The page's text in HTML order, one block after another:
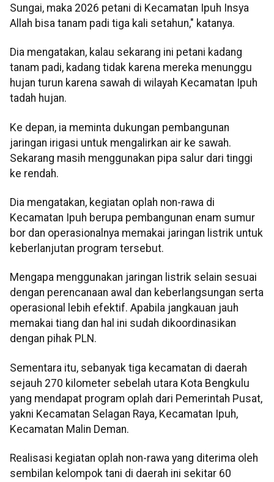
Sungai, maka 2026 petani di Kecamatan Ipuh Insya
Allah bisa tanam padi tiga kali setahun," katanya.
Dia mengatakan, kalau sekarang ini petani kadang
tanam padi, kadang tidak karena mereka menunggu
hujan turun karena sawah di wilayah Kecamatan Ipuh
tadah hujan.
Ke depan, ia meminta dukungan pembangunan
jaringan irigasi untuk mengalirkan air ke sawah.
Sekarang masih menggunakan pipa salur dari tinggi
ke rendah.
Dia mengatakan, kegiatan oplah non-rawa di
Kecamatan Ipuh berupa pembangunan enam sumur
bor dan operasionalnya memakai jaringan listrik untuk
keberlanjutan program tersebut.
Mengapa menggunakan jaringan listrik selain sesuai
dengan perencanaan awal dan keberlangsungan serta
operasional lebih efektif. Apabila jangkauan jauh
memakai tiang dan hal ini sudah dikoordinasikan
dengan pihak PLN.
Sementara itu, sebanyak tiga kecamatan di daerah
sejauh 270 kilometer sebelah utara Kota Bengkulu
yang mendapat program oplah dari Pemerintah Pusat,
yakni Kecamatan Selagan Raya, Kecamatan Ipuh,
Kecamatan Malin Deman.
Realisasi kegiatan oplah non-rawa yang diterima oleh
sembilan kelompok tani di daerah ini sekitar 60